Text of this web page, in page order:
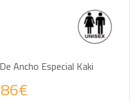
Ancho Especial Kaki